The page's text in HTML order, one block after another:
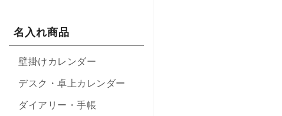
名入れ商品
壁掛けカレンダー
デスク・卓上カレンダー
ダイアリー・手帳